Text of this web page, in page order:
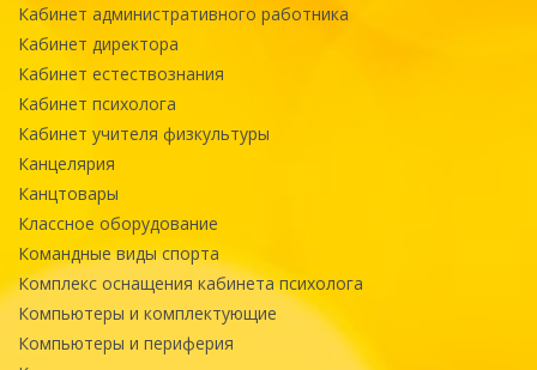
Кабинет административного работника
Кабинет директора
Кабинет естествознания
Кабинет психолога
Кабинет учителя физкультуры
Канцелярия
Канцтовары
Классное оборудование
Командные виды спорта
Комплекс оснащения кабинета психолога
Компьютеры и комплектующие
Компьютеры и периферия